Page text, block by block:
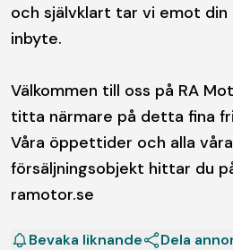
och självklart tar vi emot din
inbyte.
Välkommen till oss på RA
titta närmare på detta fina
Våra öppettider och alla
försäljningsobjekt hittar du
ramotor.se
Bevaka liknande Dela